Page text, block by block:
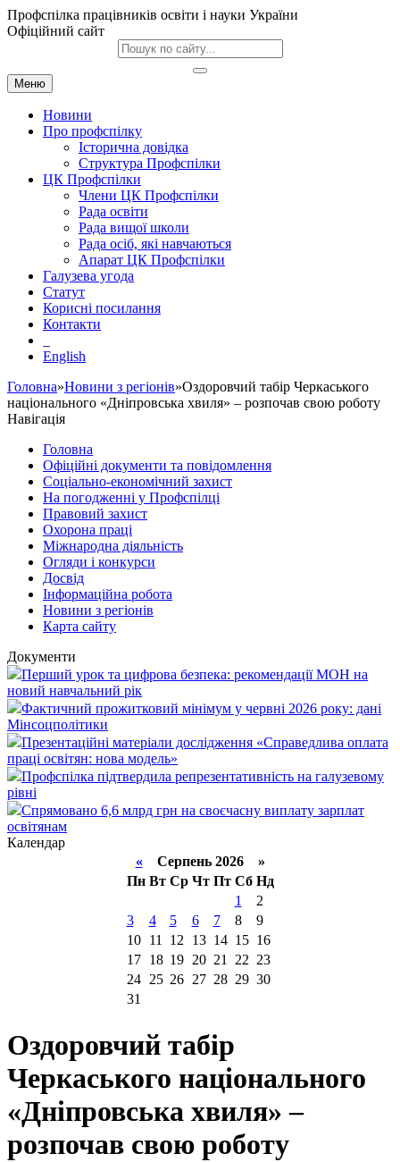
Профспілка працівників освіти і науки України
Офіційний сайт
Меню
Новини
Про профспілку
Історична довідка
Структура Профспілки
ЦК Профспілки
Члени ЦК Профспілки
Рада освіти
Рада вищої школи
Рада осіб, які навчаються
Апарат ЦК Профспілки
Галузева угода
Статут
Корисні посилання
Контакти
English
Головна»Новини з регіонів»Оздоровчий табір Черкаського
національного «Дніпровська хвиля» – розпочав свою роботу
Навігація
Головна
Офіційні документи та повідомлення
Соціально-економічний захист
На погодженні у Профспілці
Правовий захист
Охорона праці
Міжнародна діяльність
Огляди і конкурси
Досвід
Інформаційна робота
Новини з регіонів
Карта сайту
Документи
Перший урок та цифрова безпека: рекомендації МОН на
новий навчальний рік
Фактичний прожитковий мінімум у червні 2026 року: дані
Мінсоцполітики
Презентаційні матеріали дослідження «Справедлива оплата
праці освітян: нова модель»
Профспілка підтвердила репрезентативність на галузевому
рівні
Спрямовано 6,6 млрд грн на своєчасну виплату зарплат
освітянам
Календар
«Серпень 2026 »
Пн Вт Ср Чт Пт Сб Нд
1
2
3
4 5 6 7 8
9
10
11 12 13 14 15 16
17
18 19 20 21 22 23
24
25 26 27 28 29 30
31
Оздоровчий табір
Черкаського національного
«Дніпровська хвиля» –
розпочав свою роботу